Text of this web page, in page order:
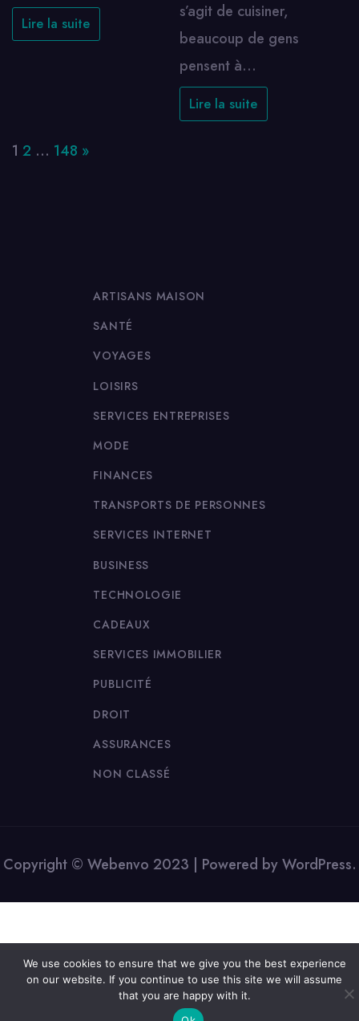
Lire la suite
s’agit de cuisiner,
beaucoup de gens
pensent à…
Lire la suite
Page:
1 2 … 148 Next
»
ARTISANS MAISON
SANTÉ
VOYAGES
LOISIRS
SERVICES ENTREPRISES
MODE
FINANCES
TRANSPORTS DE PERSONNES
SERVICES INTERNET
BUSINESS
TECHNOLOGIE
CADEAUX
SERVICES IMMOBILIER
PUBLICITÉ
DROIT
ASSURANCES
NON CLASSÉ
Copyright © Webenvo 2023 | Powered by WordPress.
We use cookies to ensure that we give you the best experience
on our website. If you continue to use this site we will assume
that you are happy with it.